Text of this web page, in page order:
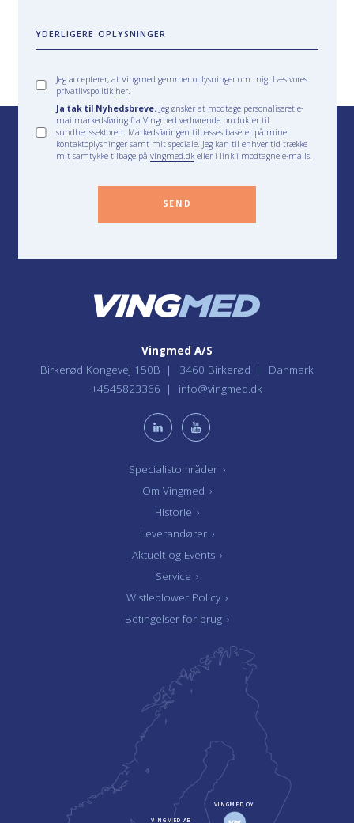
YDERLIGERE OPLYSNINGER
Jeg accepterer, at Vingmed gemmer oplysninger om mig. Læs vores
privatlivspolitik her
Ja tak til Nyhedsbreve. Jeg ønsker at modtage personaliseret e-
mailmarkedsføring fra Vingmed vedrørende produkter til
sundhedssektoren. Markedsføringen tilpasses baseret på mine
kontaktoplysninger samt mit speciale. Jeg kan til enhver tid trække
mit samtykke tilbage påvingmed.dkeller i link i modtagne e-mails.
SEND
Specialistområder ›
Om Vingmed ›
Historie ›
Leverandører ›
Aktuelt og Events ›
Service ›
Wistleblower Policy ›
Betingelser for brug ›
Vingmed A/S
Birkerød Kongevej 150B
3460 Birkerød
Danmark
+4545823366
info@vingmed.dk
VINGMED AB
VINGMED OY